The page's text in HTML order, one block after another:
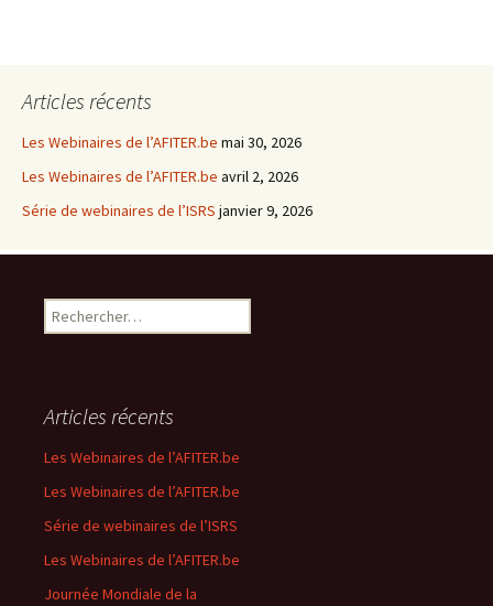
Articles récents
Les Webinaires de l’AFITER.be mai 30, 2026
Les Webinaires de l’AFITER.be avril 2, 2026
Série de webinaires de l’ISRS janvier 9, 2026
R
e
r
c
e
r
:
Articles récents
Les Webinaires de l’AFITER.be
Les Webinaires de l’AFITER.be
Série de webinaires de l’ISRS
Les Webinaires de l’AFITER.be
Journée Mondiale de la